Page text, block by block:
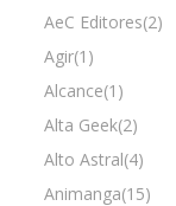
AeC Editores(2)
Agir(1)
Alcance(1)
Alta Geek(2)
Alto Astral(4)
Animanga(15)